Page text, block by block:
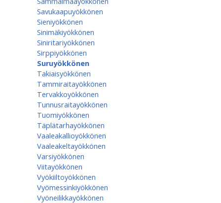
Savukaapuyökkönen
Sieniyökkönen
Sinimäkiyökkönen
Siniritariyökkönen
Sirppiyökkönen
Suruyökkönen
Takiaisyökkönen
Tammiraitayökkönen
Tervakkoyökkönen
Tunnusraitayökkönen
Tuomiyökkönen
Täplätarhayökkönen
Vaaleakallioyökkönen
Vaaleakeltayökkönen
Varsiyökkönen
Viitayökkönen
Vyökiiltoyökkönen
Vyömessinkiyökkönen
Vyöneilikkayökkönen